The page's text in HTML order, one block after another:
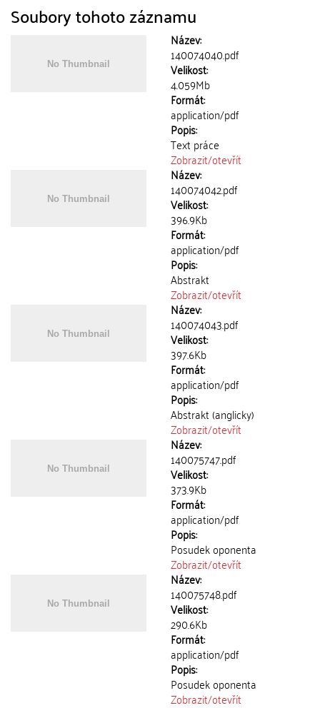
Soubory tohoto záznamu
Název:
140074040.pdf
Velikost:
4.059Mb
Formát:
application/pdf
Popis:
Text práce
Zobrazit/otevřít
Název:
140074042.pdf
Velikost:
396.9Kb
Formát:
application/pdf
Popis:
Abstrakt
Zobrazit/otevřít
Název:
140074043.pdf
Velikost:
397.6Kb
Formát:
application/pdf
Popis:
Abstrakt (anglicky)
Zobrazit/otevřít
Název:
140075747.pdf
Velikost:
373.9Kb
Formát:
application/pdf
Popis:
Posudek oponenta
Zobrazit/otevřít
Název:
140075748.pdf
Velikost:
290.6Kb
Formát:
application/pdf
Popis:
Posudek oponenta
Zobrazit/otevřít